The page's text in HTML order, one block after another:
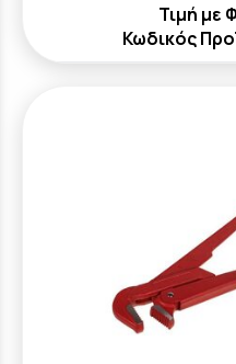
Τιμή με
Κωδικός